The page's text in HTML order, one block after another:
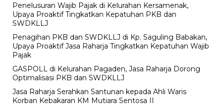
Penelusuran Wajib Pajak di Kelurahan Kersamenak,
Upaya Proaktif Tingkatkan Kepatuhan PKB dan
SWDKLLJ
Penagihan PKB dan SWDKLLJ di Kp. Saguling Babakan,
Upaya Proaktif Jasa Raharja Tingkatkan Kepatuhan Wajib
Pajak
GASPOLL di Kelurahan Pagaden, Jasa Raharja Dorong
Optimalisasi PKB dan SWDKLLJ
Jasa Raharja Serahkan Santunan kepada Ahli Waris
Korban Kebakaran KM Mutiara Sentosa II